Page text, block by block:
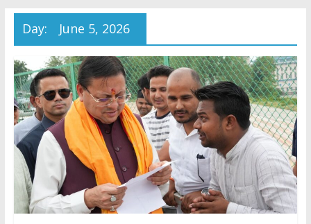
Day: June 5, 2026